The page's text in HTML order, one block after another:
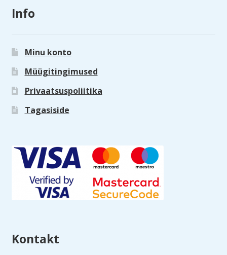
Info
Minu konto
Müügitingimused
Privaatsuspoliitika
Tagasiside
Kontakt